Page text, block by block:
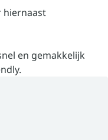
hiernaast
en gemakkelijk
.